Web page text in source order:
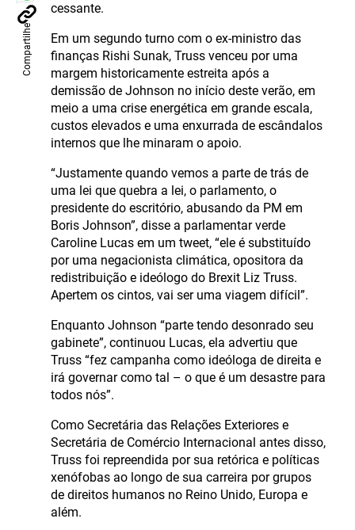
Compartilhe
cessante.
Em um segundo turno com o ex-ministro das
finanças Rishi Sunak, Truss venceu por uma
margem historicamente estreita após a
demissão de Johnson no início deste verão, em
meio a uma crise energética em grande escala,
custos elevados e uma enxurrada de escândalos
internos que lhe minaram o apoio.
“Justamente quando vemos a parte de trás de
uma lei que quebra a lei, o parlamento, o
presidente do escritório, abusando da PM em
Boris Johnson”, disse a parlamentar verde
Caroline Lucas em um tweet, “ele é substituído
por uma negacionista climática, opositora da
redistribuição e ideólogo do Brexit Liz Truss.
Apertem os cintos, vai ser uma viagem difícil”.
Enquanto Johnson “parte tendo desonrado seu
gabinete”, continuou Lucas, ela advertiu que
Truss “fez campanha como ideóloga de direita e
irá governar como tal – o que é um desastre para
todos nós”.
Como Secretária das Relações Exteriores e
Secretária de Comércio Internacional antes disso,
Truss foi repreendida por sua retórica e políticas
xenófobas ao longo de sua carreira por grupos
de direitos humanos no Reino Unido, Europa e
além.